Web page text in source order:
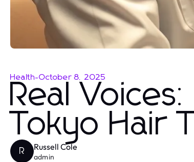
Health-October 8, 2025
Real
Tokyo Hair
R Russell Cole
admin